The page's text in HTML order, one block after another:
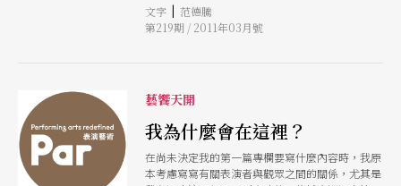
禮拜，等到可以彈快一點、流暢一點，再把曲子背
起來。而哲誠是一邊學一邊背譜，同時進行！ 在
較好，除非你確定樂曲百分之百地結束，不然千萬
別當第一個拍手的人！
文字 | 范德騰
第219期 / 2011年03月號
藝饗天開
我為什麼會在這裡？
在尚未決定我的第一篇專欄要寫什麼內容時，我原
本考慮寫寫有關表演者與觀眾之間的關係，尤其是